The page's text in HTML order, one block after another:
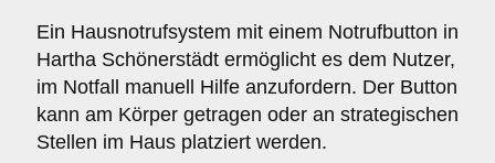
Ein Hausnotrufsystem mit einem Notrufbutton in
Hartha Schönerstädt ermöglicht es dem Nutzer,
im Notfall manuell Hilfe anzufordern. Der Button
kann am Körper getragen oder an strategischen
Stellen im Haus platziert werden.